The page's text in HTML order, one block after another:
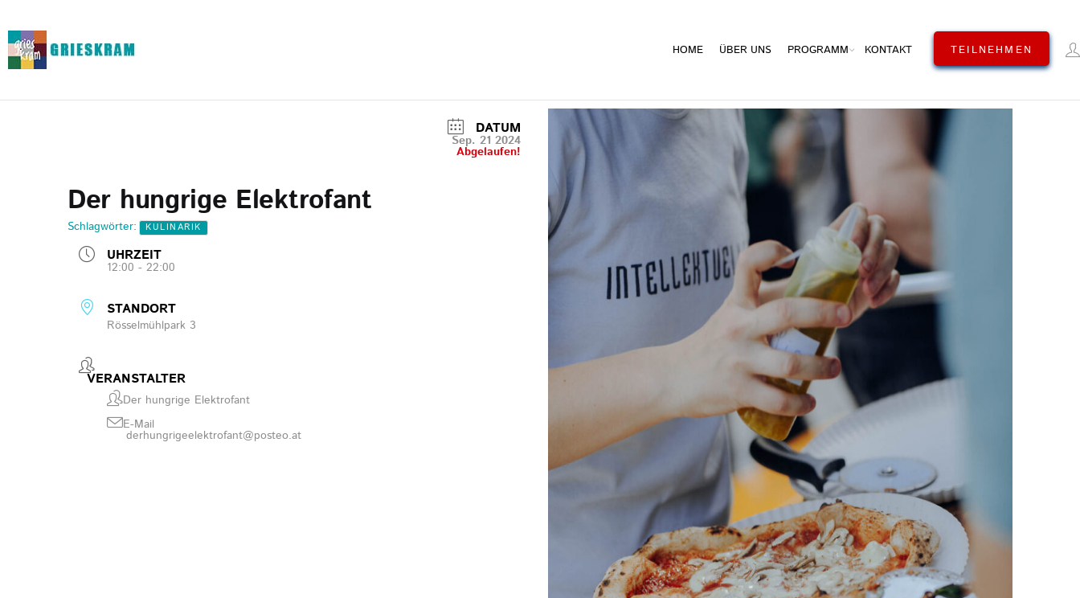
HOME ÜBER UNS PROGRAMM KONTAKT TEILNEHMEN
DATUM
Sep. 21 2024
Abgelaufen!
Der hungrige Elektrofant
Schlagwörter: KULINARIK
UHRZEIT
12:00 - 22:00
STANDORT
Rösselmühlpark 3
VERANSTALTER
Der hungrige Elektrofant
E-Mail
derhungrigeelektrofant@posteo.at